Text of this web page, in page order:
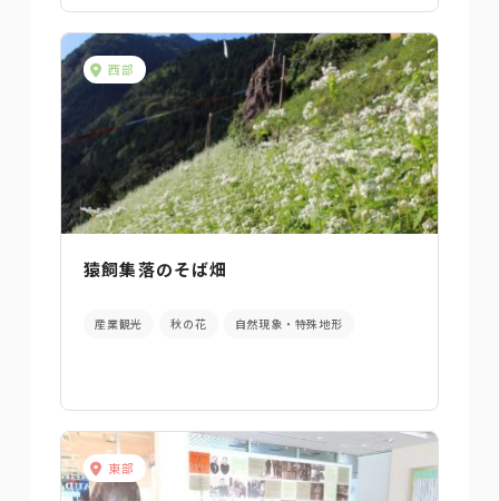
西部
猿飼集落のそば畑
産業観光 秋の花 自然現象・特殊地形
東部